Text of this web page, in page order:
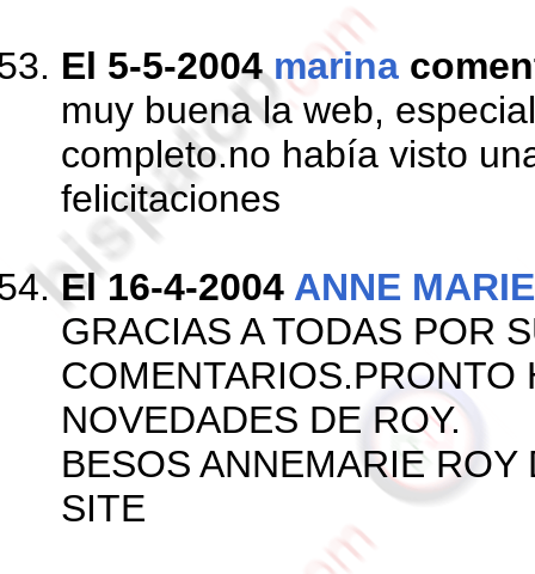
El 5-5-2004marina
muy buena la web,
completo.no había visto
felicitaciones
El 16-4-2004 ANNE MARIE
GRACIAS A TODAS POR
COMENTARIOS.PRONTO
NOVEDADES DE ROY.
BESOS ANNEMARIE ROY
SITE